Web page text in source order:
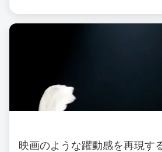
映画のような躍動感を再現す